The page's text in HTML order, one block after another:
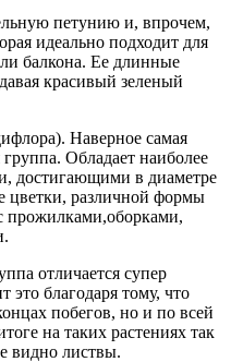
петунию и, впрочем,
идеально подходит для
балкона. Ее длинные
красивый зеленый
Наверное самая
Обладает наиболее
достигающими в диаметре
цветки, различной формы
прожилками,оборками,
отличается супер
благодаря тому, что
побегов, но и по всей
на таких растениях так
видно листвы.